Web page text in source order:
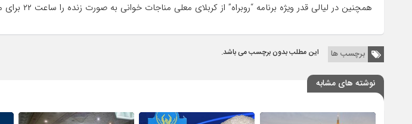
همچنین در لیالی قدر ویژه برنامه “روبراه” از کربلای معلی مناجات خوانی به صورت زنده را ساعت ۲۲ برای مخاطبان پخش خواهد کرد.
برچسب ها این مطلب بدون برچسب می باشد.
نوشته های مشابه